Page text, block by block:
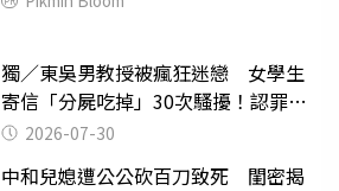
獨／東吳男教授被瘋狂迷戀 女學生
寄信「分屍吃掉」30次騷擾！認罪免
關 2026-07-30
中和兒媳遭公公砍百刀致死 閨密揭